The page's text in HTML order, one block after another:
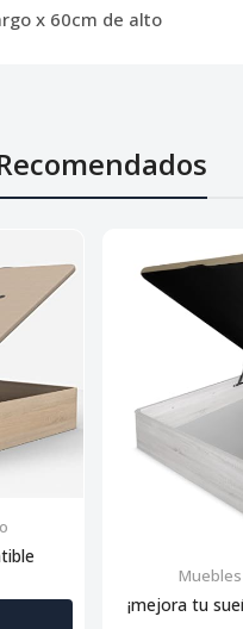
x 60cm de alto
¡mejora tu